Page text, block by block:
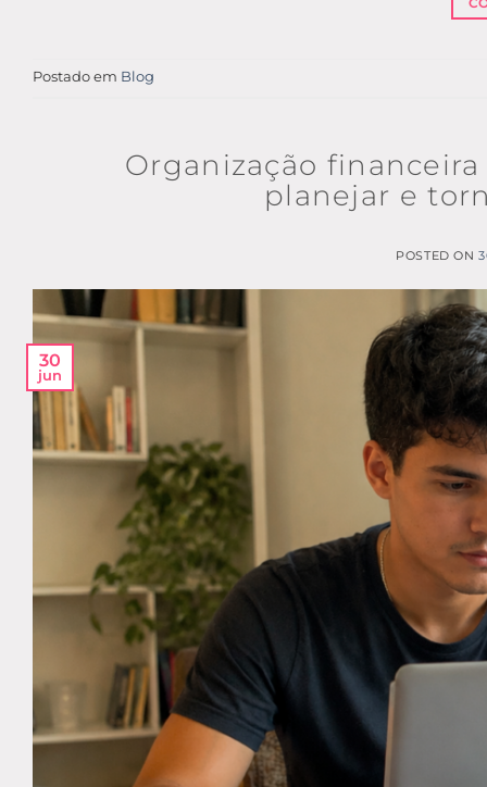
Postado em Blog
Organização
planejar e
POSTED ON
30
jun